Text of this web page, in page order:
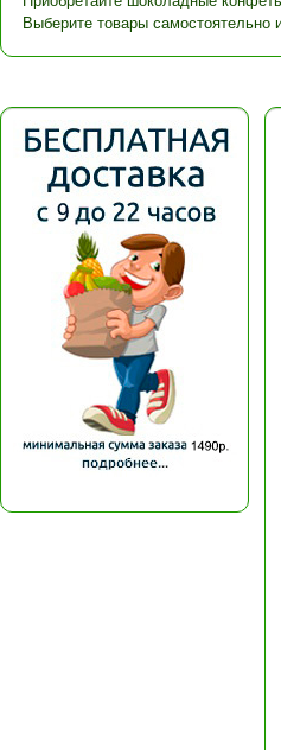
Выберите товары самостоятельно